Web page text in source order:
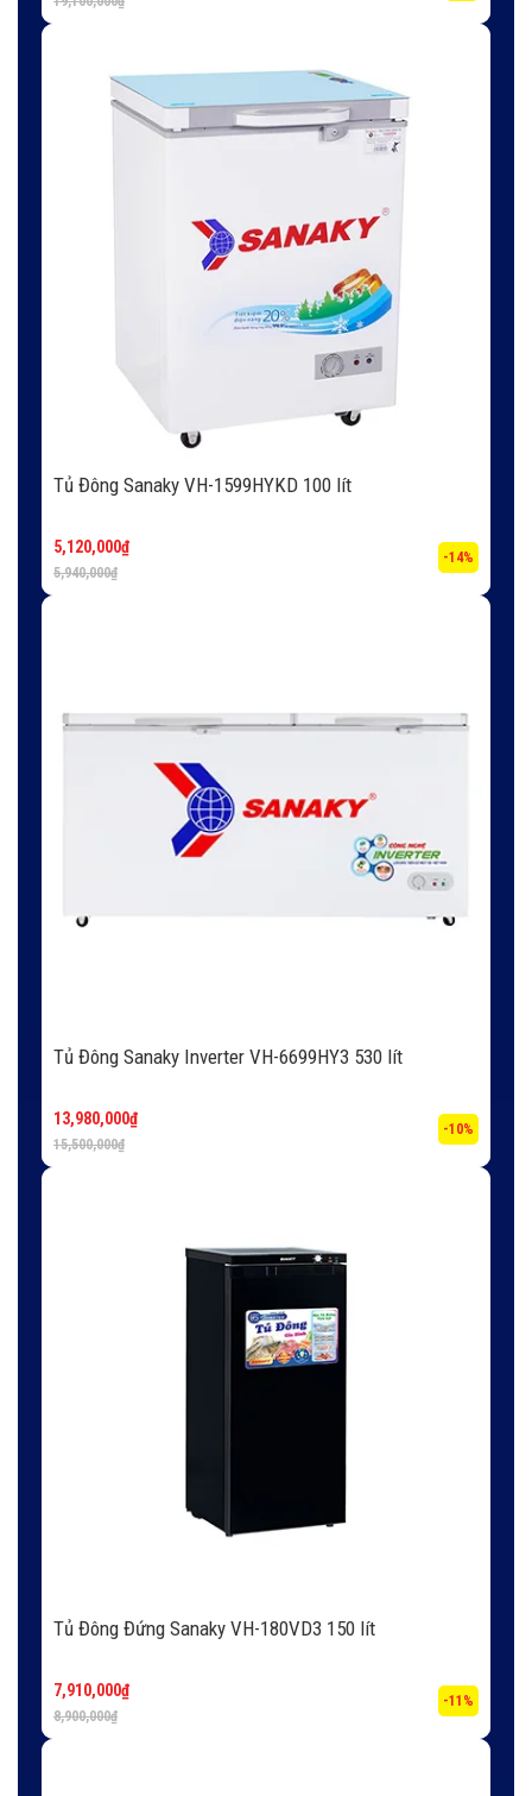
Tủ Đông Sanaky VH-1599HYKD 100 lít
5,940,000₫
5,120,000₫
-14%
Tủ Đông Sanaky Inverter VH-6699HY3 530 lít
15,500,000₫
13,980,000₫
-10%
Tủ Đông Đứng Sanaky VH-180VD3 150 lít
8,900,000₫
7,910,000₫
-11%